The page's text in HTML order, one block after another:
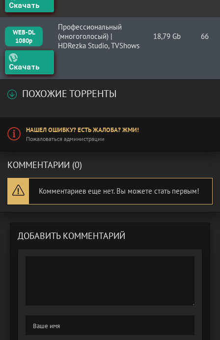
Скачать
WEB-DL
1080p
Профессиональный
(многоголосый) |
HDRezka Studio, TVShows
18,79 Gb 66
Скачать
ПОХОЖИЕ ТОРРЕНТЫ
НАШЕЛ ОШИБКУ? ЕСТЬ ЖАЛОБА? ЖМИ!
Пожаловаться администрации
КОММЕНТАРИИ (0)
Комментариев еще нет. Вы можете стать первым!
ДОБАВИТЬ КОММЕНТАРИЙ